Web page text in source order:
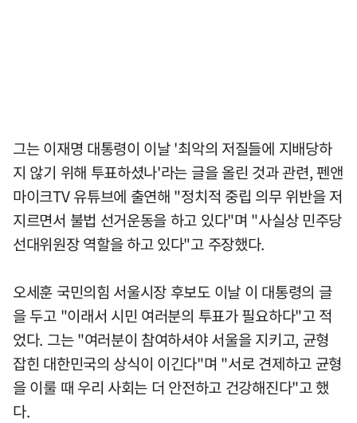
그는 이재명 대통령이 이날 '최악의 저질들에 지배당하
지 않기 위해 투표하셨나'라는 글을 올린 것과 관련, 펜앤
마이크TV 유튜브에 출연해 "정치적 중립 의무 위반을 저
지르면서 불법 선거운동을 하고 있다"며 "사실상 민주당
선대위원장 역할을 하고 있다"고 주장했다.
오세훈 국민의힘 서울시장 후보도 이날 이 대통령의 글
을 두고 "이래서 시민 여러분의 투표가 필요하다"고 적
었다. 그는 "여러분이 참여하셔야 서울을 지키고, 균형
잡힌 대한민국의 상식이 이긴다"며 "서로 견제하고 균형
을 이룰 때 우리 사회는 더 안전하고 건강해진다"고 했
다.